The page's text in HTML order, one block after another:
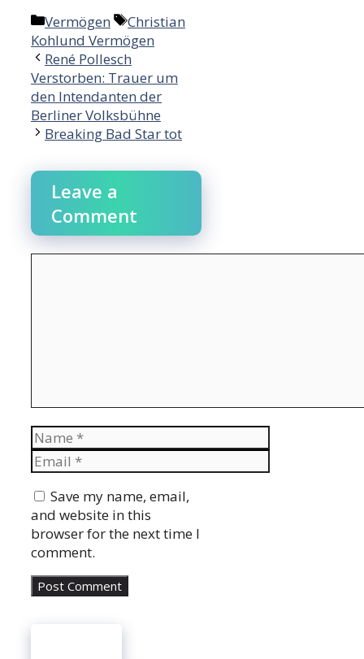
Categories
Vermögen Tags
Christian
Kohlund Vermögen
René Pollesch
Verstorben: Trauer um
den Intendanten der
Berliner Volksbühne
Breaking Bad Star tot
Leave a
Comment
Name
Email
Save my name, email,
and website in this
browser for the next time I
comment.